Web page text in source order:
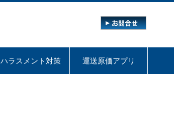
ハラスメント対策 運送原価アプリ